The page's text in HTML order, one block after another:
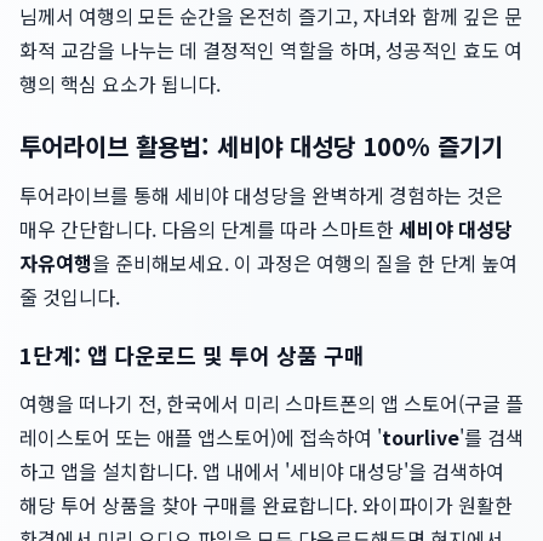
님께서 여행의 모든 순간을 온전히 즐기고, 자녀와 함께 깊은 문
화적 교감을 나누는 데 결정적인 역할을 하며, 성공적인 효도 여
행의 핵심 요소가 됩니다.
투어라이브 활용법: 세비야 대성당 100% 즐기기
투어라이브를 통해 세비야 대성당을 완벽하게 경험하는 것은
매우 간단합니다. 다음의 단계를 따라 스마트한세비야 대성당
자유여행을 준비해보세요. 이 과정은 여행의 질을 한 단계 높여
줄 것입니다.
1단계: 앱 다운로드 및 투어 상품 구매
여행을 떠나기 전, 한국에서 미리 스마트폰의 앱 스토어(구글 플
레이스토어 또는 애플 앱스토어)에 접속하여 'tourlive'를 검색
하고 앱을 설치합니다. 앱 내에서 '세비야 대성당'을 검색하여
해당 투어 상품을 찾아 구매를 완료합니다. 와이파이가 원활한